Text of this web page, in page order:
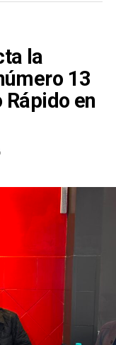
la
13
en